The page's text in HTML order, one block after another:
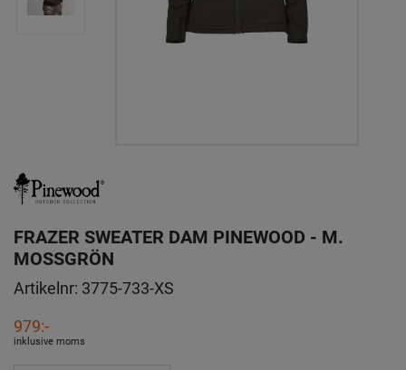
FRAZER SWEATER DAM PINEWOOD - M.
MOSSGRÖN
Artikelnr: 3775-733-XS
979:-
inklusive moms